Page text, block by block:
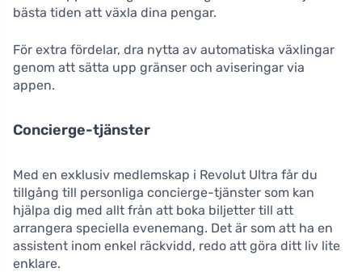
bästa tiden att växla dina pengar.
För extra fördelar, dra nytta av automatiska växlingar
genom att sätta upp gränser och aviseringar via
appen.
Concierge-tjänster
Med en exklusiv medlemskap i Revolut Ultra får du
tillgång till personliga concierge-tjänster som kan
hjälpa dig med allt från att boka biljetter till att
arrangera speciella evenemang. Det är som att ha en
assistent inom enkel räckvidd, redo att göra ditt liv lite
enklare.